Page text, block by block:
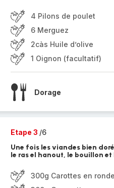
4 Pilons de poulet
6 Merguez
2càs Huile d’olive
1 Oignon (facultatif)
Dorage
Etape 3 /6
Une fois les viandes bien
le ras el hanout, le bouillon et
300g Carottes en